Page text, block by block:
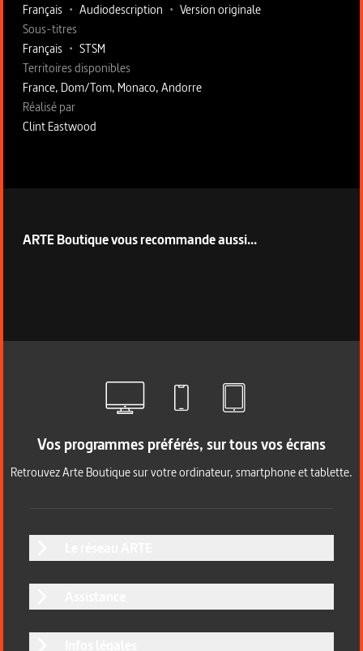
Français • Audiodescription • Version originale
Sous-titres
Français • STSM
Territoires disponibles
France, Dom/Tom, Monaco, Andorre
Fiche technique section droite
Réalisé par
Clint Eastwood
ARTE Boutique vous recommande aussi...
Vos programmes préférés, sur tous vos écrans
Retrouvez Arte Boutique sur votre ordinateur, smartphone et tablette.